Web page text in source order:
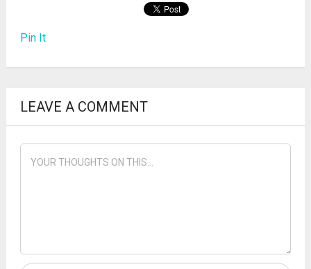
Pin It
LEAVE A COMMENT